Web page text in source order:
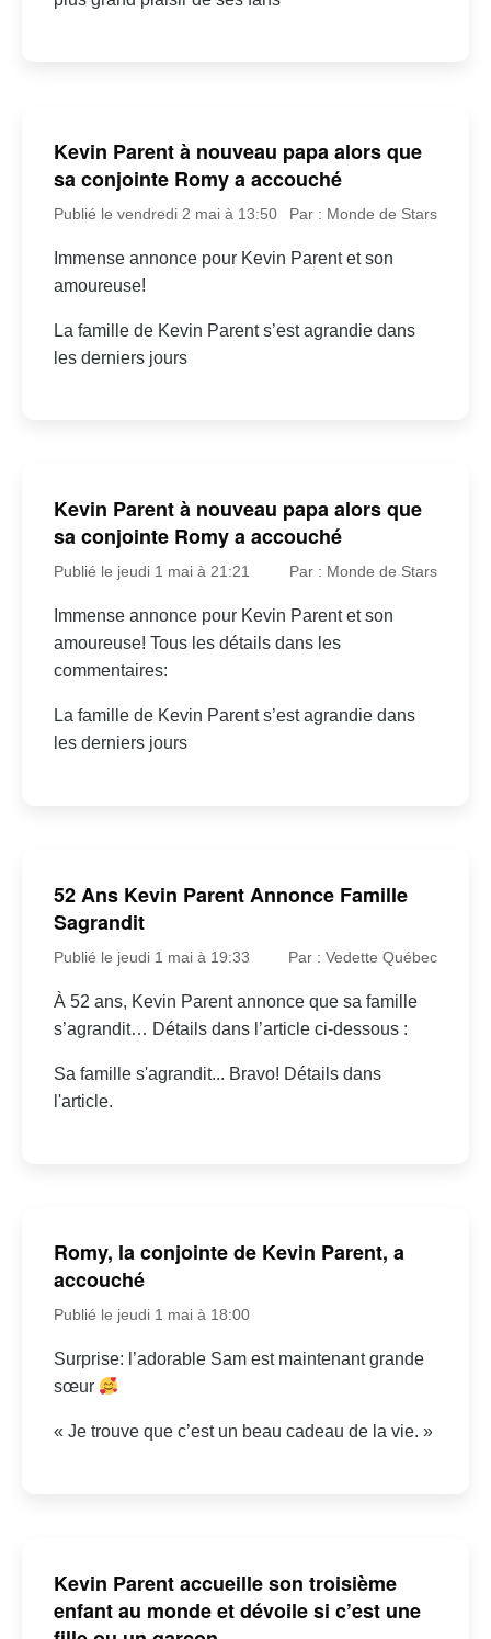
Kevin Parent à nouveau papa alors que
sa conjointe Romy a accouché
Publié le vendredi 2 mai à 13:50 Par : Monde de Stars
Immense annonce pour Kevin Parent et son
amoureuse!
La famille de Kevin Parent s’est agrandie dans
les derniers jours
Kevin Parent à nouveau papa alors que
sa conjointe Romy a accouché
Publié le jeudi 1 mai à 21:21 Par : Monde de Stars
Immense annonce pour Kevin Parent et son
amoureuse! Tous les détails dans les
commentaires:
La famille de Kevin Parent s’est agrandie dans
les derniers jours
52 Ans Kevin Parent Annonce Famille
Sagrandit
Publié le jeudi 1 mai à 19:33 Par : Vedette Québec
À 52 ans, Kevin Parent annonce que sa famille
s’agrandit… Détails dans l’article ci-dessous :
Sa famille s'agrandit... Bravo! Détails dans
l'article.
Romy, la conjointe de Kevin Parent, a
accouché
Publié le jeudi 1 mai à 18:00
Surprise: l’adorable Sam est maintenant grande
sœur
« Je trouve que c’est un beau cadeau de la vie. »
Kevin Parent accueille son troisième
enfant au monde et dévoile si c’est une